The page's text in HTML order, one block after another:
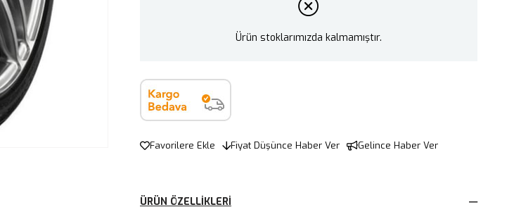
Ürün stoklarımızda kalmamıştır.
Favorilere Ekle Fiyat Düşünce Haber Ver Gelince Haber Ver
ÜRÜN ÖZELLIKLERI